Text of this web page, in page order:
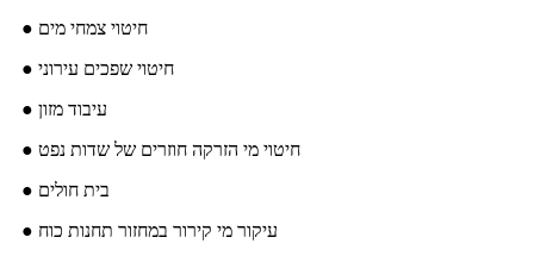
● חיטוי צמחי מים
● חיטוי שפכים עירוני
● עיבוד מזון
● חיטוי מי הזרקה חוזרים של שדות נפט
● בית חולים
● עיקור מי קירור במחזור תחנות כוח